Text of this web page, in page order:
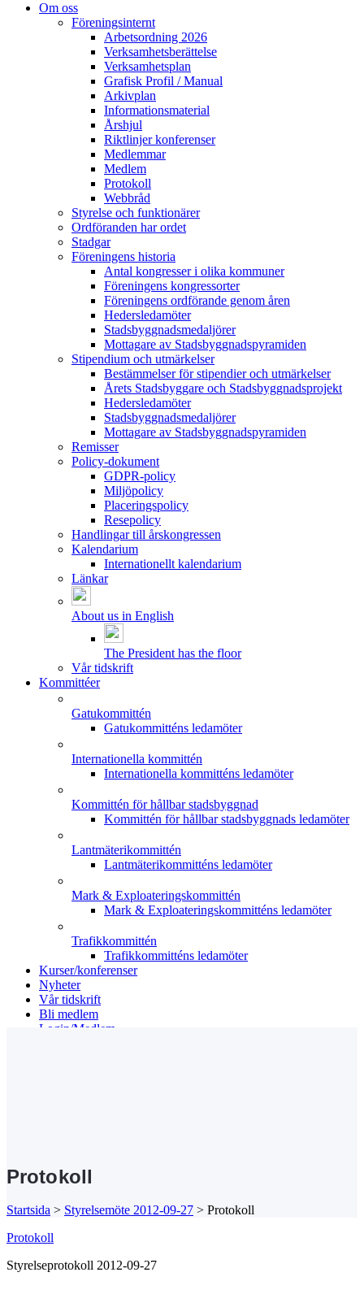
Om oss
Föreningsinternt
Arbetsordning 2026
Verksamhetsberättelse
Verksamhetsplan
Grafisk Profil / Manual
Arkivplan
Informationsmaterial
Årshjul
Riktlinjer konferenser
Medlemmar
Medlem
Protokoll
Webbråd
Styrelse och funktionärer
Ordföranden har ordet
Stadgar
Föreningens historia
Antal kongresser i olika kommuner
Föreningens kongressorter
Föreningens ordförande genom åren
Hedersledamöter
Stadsbyggnadsmedaljörer
Mottagare av Stadsbyggnadspyramiden
Stipendium och utmärkelser
Bestämmelser för stipendier och utmärkelser
Årets Stadsbyggare och Stadsbyggnadsprojekt
Hedersledamöter
Stadsbyggnadsmedaljörer
Mottagare av Stadsbyggnadspyramiden
Remisser
Policy-dokument
GDPR-policy
Miljöpolicy
Placeringspolicy
Resepolicy
Handlingar till årskongressen
Kalendarium
Internationellt kalendarium
Länkar
About us in English
The President has the floor
Vår tidskrift
Kommittéer
Gatukommittén
Gatukommitténs ledamöter
Internationella kommittén
Internationella kommitténs ledamöter
Kommittén för hållbar stadsbyggnad
Kommittén för hållbar stadsbyggnads ledamöter
Lantmäterikommittén
Lantmäterikommitténs ledamöter
Mark & Exploateringskommittén
Mark & Exploateringskommitténs ledamöter
Trafikkommittén
Trafikkommitténs ledamöter
Kurser/konferenser
Nyheter
Vår tidskrift
Bli medlem
Login/Medlem
Protokoll
Startsida > Styrelsemöte 2012-09-27 > Protokoll
Protokoll
Styrelseprotokoll 2012-09-27